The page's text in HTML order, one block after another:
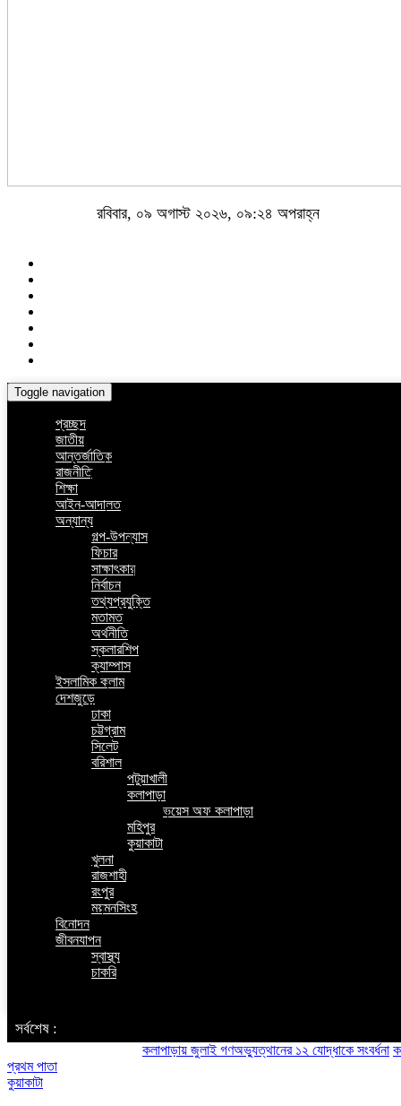
রবিবার, ০৯ অগাস্ট ২০২৬, ০৯:২৪ অপরাহ্ন
Toggle navigation
প্রচ্ছদ
জাতীয়
আন্তর্জাতিক
রাজনীতি
শিক্ষা
আইন-আদালত
অন্যান্য
গল্প-উপন্যাস
ফিচার
সাক্ষাৎকার
নির্বাচন
তথ্যপ্রযুক্তি
মতামত
অর্থনীতি
স্কলারশিপ
ক্যাম্পাস
ইসলামিক কলাম
দেশজুড়ে
ঢাকা
চট্টগ্রাম
সিলেট
বরিশাল
পটুয়াখালী
কলাপাড়া
ভয়েস অফ কলাপাড়া
মহিপুর
কুয়াকাটা
খুলনা
রাজশাহী
রংপুর
ময়মনসিংহ
বিনোদন
জীবনযাপন
স্বাস্থ্য
চাকরি
‌ সর্বশেষ :
কলাপাড়ায় জুলাই গণঅভ্যুত্থানের ১২ যোদ্ধাকে সংবর্ধনা
প্রথম পাতা
কুয়াকাটা